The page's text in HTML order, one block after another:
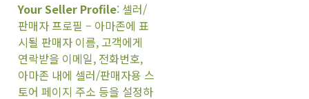
Your Seller Profile: 셀러/
판매자 프로필 – 아마존에 표
시될 판매자 이름, 고객에게
연락받을 이메일, 전화번호,
아마존 내에 셀러/판매자용 스
토어 페이지 주소 등을 설정하